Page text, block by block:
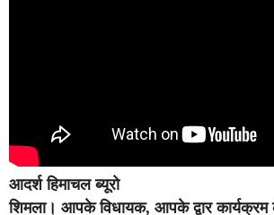
आदर्श हिमाचल ब्यूरो
शिमला। आपके विधायक, आपके द्वार कार्यक्रम